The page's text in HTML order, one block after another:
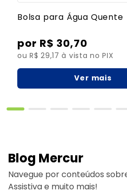
Bolsa para Água Quente
R$ 30,70
ou R$ 29,17 à vista no PIX
Ver mais
Blog Mercur
Navegue por conteúdos
Assistiva e muito mais!